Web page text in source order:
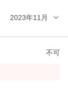
2023年11月
不可